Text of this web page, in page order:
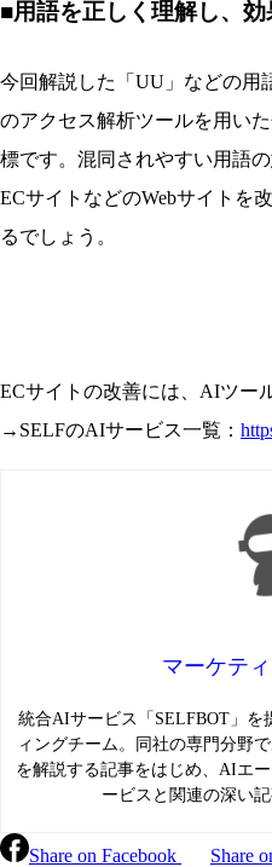
■用語を正しく理解し、
今回解説した「UU」などの用
のアクセス解析ツールを用い
標です。混同されやすい用語
ECサイトなどのWebサイトを
るでしょう。
ECサイトの改善には、AIツー
→SELFのAIサービス一覧：
マーケテ
統合AIサービス「SELFBOT」を
ィングチーム。同社の専門分野
を解説する記事をはじめ、AIエ
ービスと関連の深い
Share on Facebook Share